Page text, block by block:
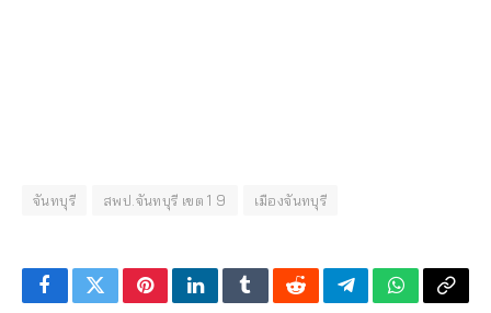
จันทบุรี สพป.จันทบุรี เขต 1 9 เมืองจันทบุรี
FacebookTwitterPinterestLinkedInTumblrRedditTelegramWhatsApp
Copy